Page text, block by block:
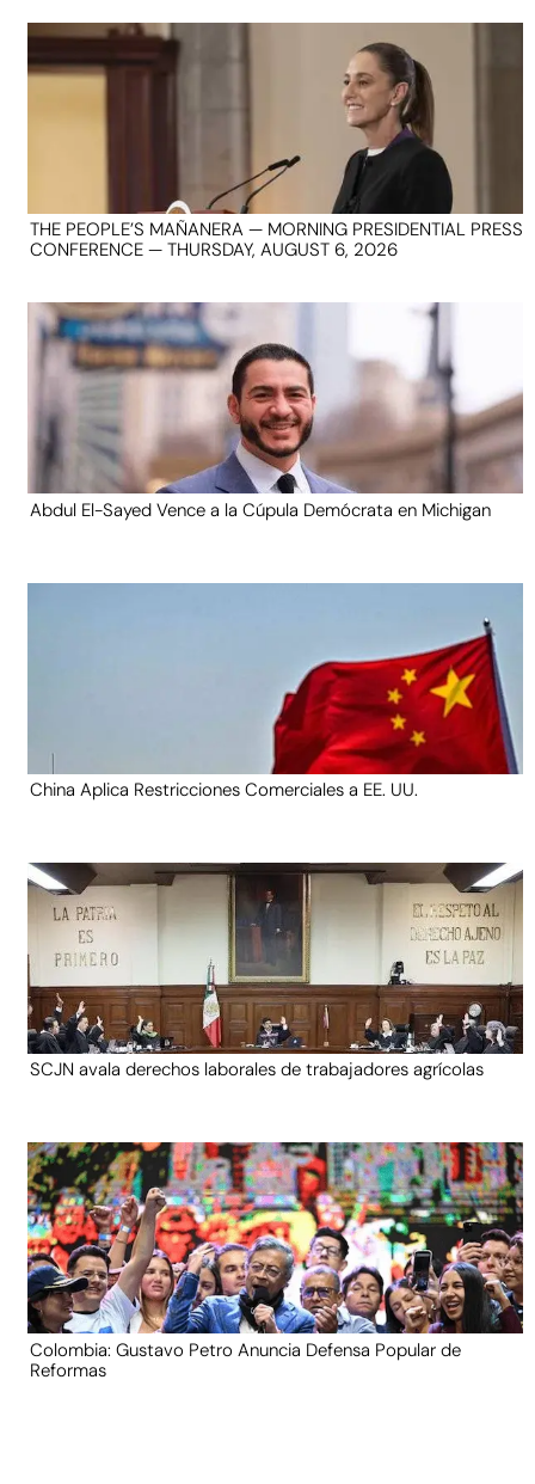
THE PEOPLE’S MAÑANERA — MORNING PRESIDENTIAL PRESS
CONFERENCE — THURSDAY, AUGUST 6, 2026
Abdul El-Sayed Vence a la Cúpula Demócrata en Michigan
China Aplica Restricciones Comerciales a EE. UU.
SCJN avala derechos laborales de trabajadores agrícolas
Colombia: Gustavo Petro Anuncia Defensa Popular de
Reformas